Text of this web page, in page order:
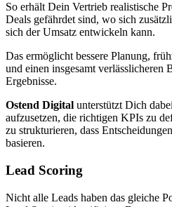
So erhält Dein Vertrieb realistische
Deals gefährdet sind, wo sich
sich der Umsatz entwickeln kann.
Das ermöglicht bessere Planung,
und einen insgesamt verlässlicheren
Ergebnisse.
Ostend Digital unterstützt Dich
aufzusetzen, die richtigen KPIs zu
zu strukturieren, dass
basieren.
Lead Scoring
Nicht alle Leads haben das gleiche